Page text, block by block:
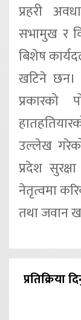
प्रहरी
सभामुख र
बिशेष
खटिने छन।
प्रकारको
उल्लेख
प्रदेश
नेतृत्वमा
तथा जवान
प्रतिक्रिया